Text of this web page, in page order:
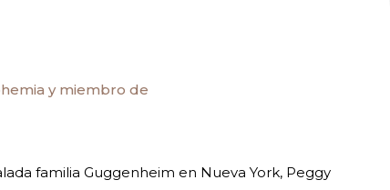
y miembro de
familia Guggenheim en Nueva York, Peggy